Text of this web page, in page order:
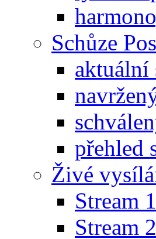
Schůze
aktuální
přehled
Živé
Stream 1
Stream 2